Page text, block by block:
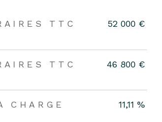
TTC
52 000 €
TTC
46 800 €
CHARGE
11,11 %